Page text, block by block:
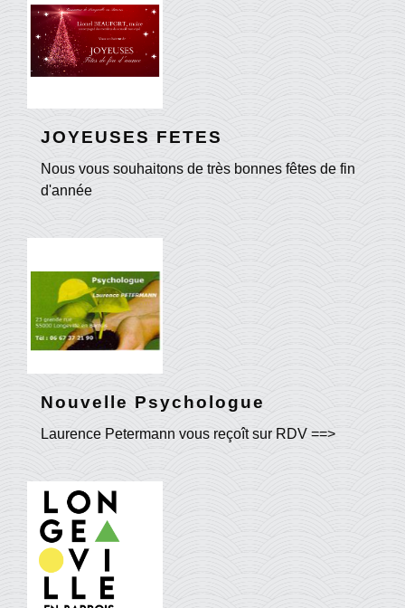
JOYEUSES FETES
Nous vous souhaitons de très bonnes fêtes de fin
d'année
Nouvelle Psychologue
Laurence Petermann vous reçoît sur RDV ==>